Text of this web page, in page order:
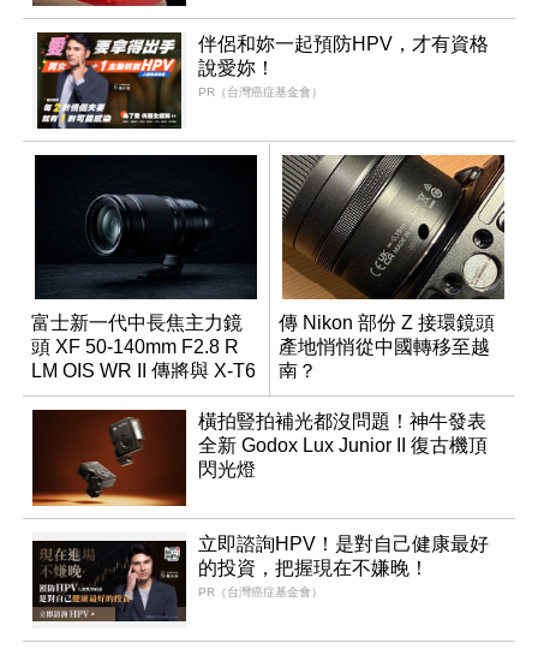
伴侶和妳一起預防HPV，才有資格
說愛妳！
PR（台灣癌症基金會）
富士新一代中長焦主力鏡
頭 XF 50-140mm F2.8 R
LM OIS WR II 傳將與 X-T6
同步亮相
傳 Nikon 部份 Z 接環鏡頭
產地悄悄從中國轉移至越
南？
橫拍豎拍補光都沒問題！神牛發表
全新 Godox Lux Junior II 復古機頂
閃光燈
立即諮詢HPV！是對自己健康最好
的投資，把握現在不嫌晚！
PR（台灣癌症基金會）